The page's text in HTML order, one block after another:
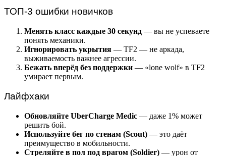
ТОП-3 ошибки новичков
Менять класс каждые 30 секунд — вы не успеваете
понять механики.
Игнорировать укрытия — TF2 — не аркада,
выживаемость важнее агрессии.
Бежать вперёд без поддержки — «lone wolf» в TF2
умирает первым.
Лайфхаки
Обновляйте UberCharge Medic — даже 1% может
решить бой.
Используйте бег по стенам (Scout) — это даёт
преимущество в мобильности.
Стреляйте в пол под врагом (Soldier) — урон от